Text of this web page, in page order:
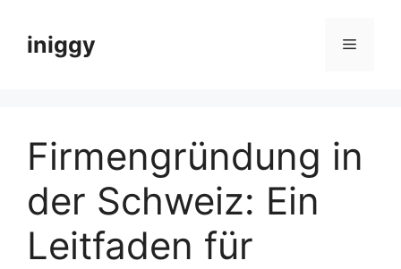
contentiniggy Menu
Firmengründung in
der Schweiz: Ein
Leitfaden für